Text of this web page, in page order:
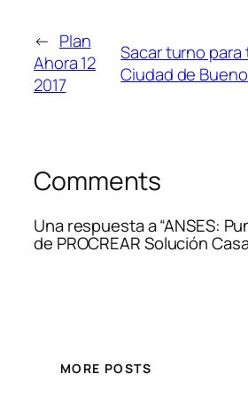
← Plan
Ahora 12
2017
Sacar turno para
Ciudad de
Comments
Una respuesta a “ANSES:
de PROCREAR Solución
MORE POSTS